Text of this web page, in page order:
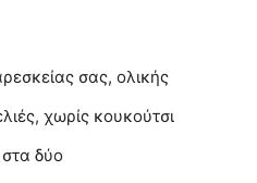
σας, ολικής
χωρίς κουκούτσι
δύο